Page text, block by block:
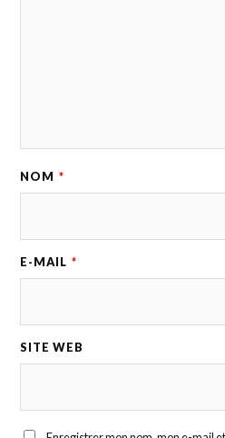
NOM *
E-MAIL *
SITE WEB